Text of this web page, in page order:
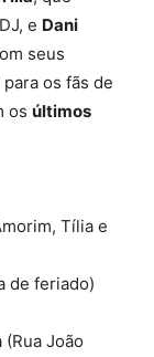
e Dani
seus
os fãs de
os últimos
Tília e
de feriado)
João